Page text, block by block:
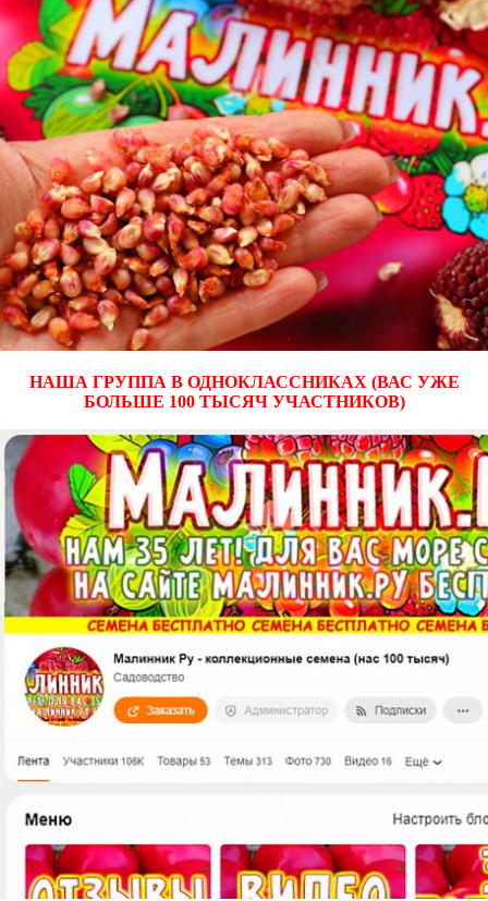
НАША ГРУППА В ОДНОКЛАССНИКАХ (ВАС УЖЕ
БОЛЬШЕ 100 ТЫСЯЧ УЧАСТНИКОВ)